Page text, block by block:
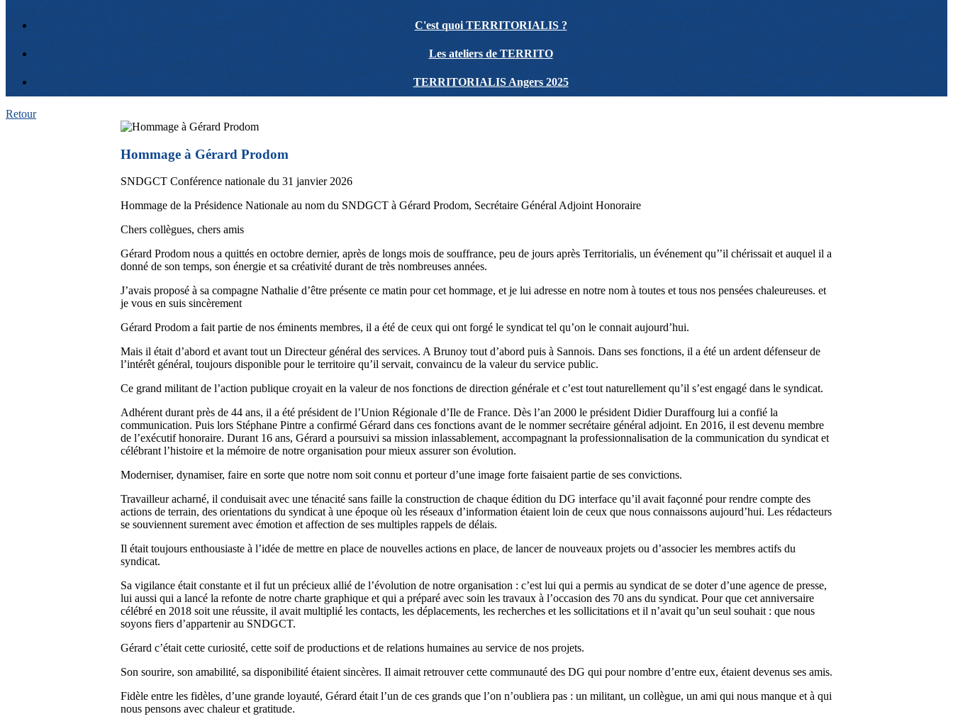
C'est quoi TERRITORIALIS ?
Les ateliers de TERRITO
TERRITORIALIS Angers 2025
Retour
Hommage à Gérard Prodom
SNDGCT Conférence nationale du 31 janvier 2026
Hommage de la Présidence Nationale au nom du SNDGCT à Gérard Prodom, Secrétaire Général Adjoint Honoraire
Chers collègues, chers amis
Gérard Prodom nous a quittés en octobre dernier, après de longs mois de souffrance, peu de jours après Territorialis, un événement qu’’il chérissait et auquel il a
donné de son temps, son énergie et sa créativité durant de très nombreuses années.
J’avais proposé à sa compagne Nathalie d’être présente ce matin pour cet hommage, et je lui adresse en notre nom à toutes et tous nos pensées chaleureuses. et
je vous en suis sincèrement
Gérard Prodom a fait partie de nos éminents membres, il a été de ceux qui ont forgé le syndicat tel qu’on le connait aujourd’hui.
Mais il était d’abord et avant tout un Directeur général des services. A Brunoy tout d’abord puis à Sannois. Dans ses fonctions, il a été un ardent défenseur de
l’intérêt général, toujours disponible pour le territoire qu’il servait, convaincu de la valeur du service public.
Ce grand militant de l’action publique croyait en la valeur de nos fonctions de direction générale et c’est tout naturellement qu’il s’est engagé dans le syndicat.
Adhérent durant près de 44 ans, il a été président de l’Union Régionale d’Ile de France. Dès l’an 2000 le président Didier Duraffourg lui a confié la
communication. Puis lors Stéphane Pintre a confirmé Gérard dans ces fonctions avant de le nommer secrétaire général adjoint. En 2016, il est devenu membre
de l’exécutif honoraire. Durant 16 ans, Gérard a poursuivi sa mission inlassablement, accompagnant la professionnalisation de la communication du syndicat et
célébrant l’histoire et la mémoire de notre organisation pour mieux assurer son évolution.
Moderniser, dynamiser, faire en sorte que notre nom soit connu et porteur d’une image forte faisaient partie de ses convictions.
Travailleur acharné, il conduisait avec une ténacité sans faille la construction de chaque édition du DG interface qu’il avait façonné pour rendre compte des
actions de terrain, des orientations du syndicat à une époque où les réseaux d’information étaient loin de ceux que nous connaissons aujourd’hui. Les rédacteurs
se souviennent surement avec émotion et affection de ses multiples rappels de délais.
Il était toujours enthousiaste à l’idée de mettre en place de nouvelles actions en place, de lancer de nouveaux projets ou d’associer les membres actifs du
syndicat.
Sa vigilance était constante et il fut un précieux allié de l’évolution de notre organisation : c’est lui qui a permis au syndicat de se doter d’une agence de presse,
lui aussi qui a lancé la refonte de notre charte graphique et qui a préparé avec soin les travaux à l’occasion des 70 ans du syndicat. Pour que cet anniversaire
célébré en 2018 soit une réussite, il avait multiplié les contacts, les déplacements, les recherches et les sollicitations et il n’avait qu’un seul souhait : que nous
soyons fiers d’appartenir au SNDGCT.
Gérard c’était cette curiosité, cette soif de productions et de relations humaines au service de nos projets.
Son sourire, son amabilité, sa disponibilité étaient sincères. Il aimait retrouver cette communauté des DG qui pour nombre d’entre eux, étaient devenus ses amis.
Fidèle entre les fidèles, d’une grande loyauté, Gérard était l’un de ces grands que l’on n’oubliera pas : un militant, un collègue, un ami qui nous manque et à qui
nous pensons avec chaleur et gratitude.